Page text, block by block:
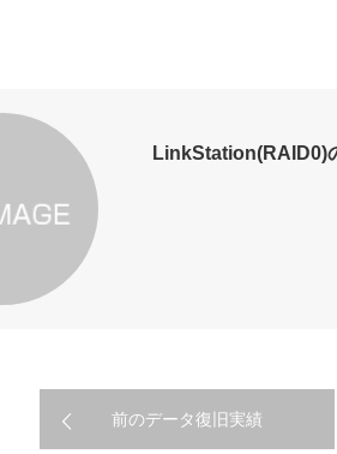
LinkStation(RAID0)
前のデータ復旧実績